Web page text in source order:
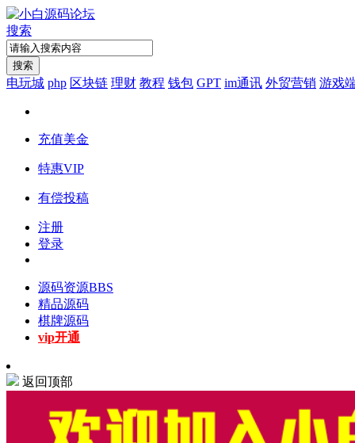
搜索
搜索
电玩城 php 区块链 理财 教程 钱包 GPT im通讯 外贸营销 游戏
充值美金
特惠VIP
有偿投稿
注册
登录
源码资源BBS
精品源码
棋牌源码
vip开通
返回顶部